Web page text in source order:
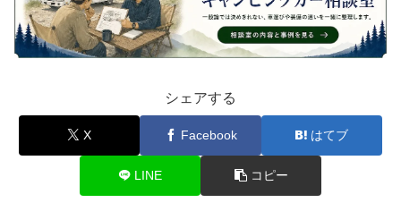
シェアする
X Facebook はてブ
LINE コピー